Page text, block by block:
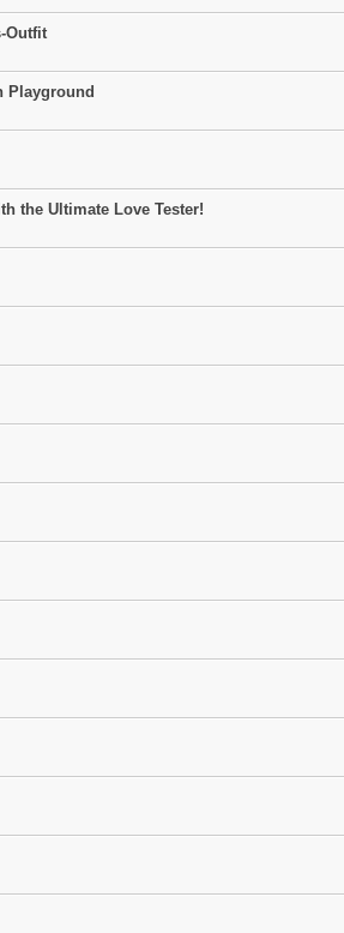
Outfit
Playground
the Ultimate Love Tester!